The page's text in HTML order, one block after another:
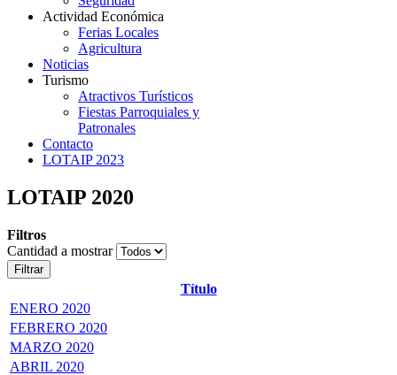
Actividad Económica
Ferias Locales
Agricultura
Noticias
Turismo
Atractivos Turísticos
Fiestas Parroquiales y
Patronales
Contacto
LOTAIP 2023
LOTAIP 2020
Filtros
Cantidad a mostrar
Filtrar
Título
ENERO 2020
FEBRERO 2020
MARZO 2020
ABRIL 2020